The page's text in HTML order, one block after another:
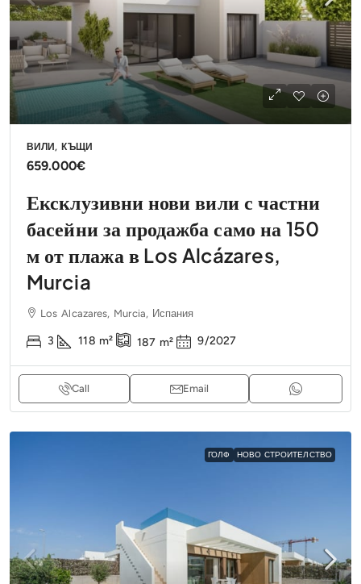
ВИЛИ, КЪЩИ
659.000€
Ексклузивни нови вили с частни
басейни за продажба само на 150
м от плажа в Los Alcázares,
Murcia
Los Alcazares, Murcia, Испания
3 118 m² 187 m² 9/2027
Call Email
ГОЛФ НОВО СТРОИТЕЛСТВО